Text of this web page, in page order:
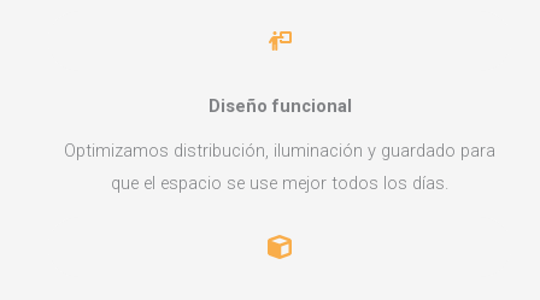
Diseño funcional
Optimizamos distribución, iluminación y guardado para
que el espacio se use mejor todos los días.